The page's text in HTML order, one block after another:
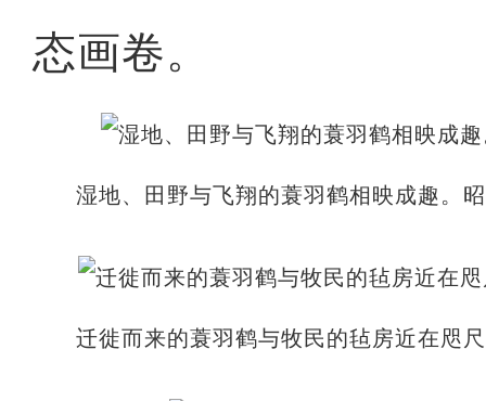
态画卷。
湿地、田野与飞翔的蓑羽鹤相映成趣。
迁徙而来的蓑羽鹤与牧民的毡房近在咫